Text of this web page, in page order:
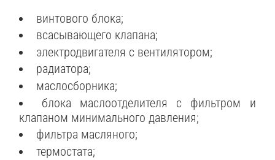
винтового блока;
всасывающего клапана;
электродвигателя с вентилятором;
радиатора;
маслосборника;
блока маслоотделителя с фильтром и
клапаном минимального давления;
фильтра масляного;
термостата;